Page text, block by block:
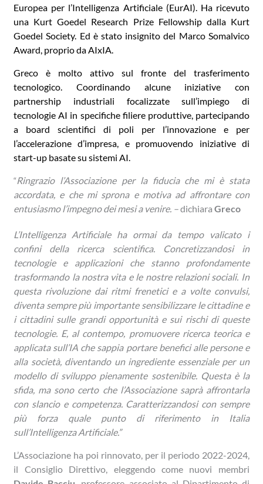
Europea per l’Intelligenza Artificiale (EurAI). Ha ricevuto
una Kurt Goedel Research Prize Fellowship dalla Kurt
Goedel Society. Ed è stato insignito del Marco Somalvico
Award, proprio da AIxIA.
Greco è molto attivo sul fronte del trasferimento
tecnologico. Coordinando alcune iniziative con
partnership industriali focalizzate sull’impiego di
tecnologie AI in specifiche filiere produttive, partecipando
a board scientifici di poli per l’innovazione e per
l’accelerazione d’impresa, e promuovendo iniziative di
start-up basate su sistemi AI.
“Ringrazio l’Associazione per la fiducia che mi è stata
accordata, e che mi sprona e motiva ad affrontare con
entusiasmo l’impegno dei mesi a venire. –dichiaraGreco
L’Intelligenza Artificiale ha ormai da tempo valicato i
confini della ricerca scientifica. Concretizzandosi in
tecnologie e applicazioni che stanno profondamente
trasformando la nostra vita e le nostre relazioni sociali. In
questa rivoluzione dai ritmi frenetici e a volte convulsi,
diventa sempre più importante sensibilizzare le cittadine e
i cittadini sulle grandi opportunità e sui rischi di queste
tecnologie. E, al contempo, promuovere ricerca teorica e
applicata sull’IA che sappia portare benefici alle persone e
alla società, diventando un ingrediente essenziale per un
modello di sviluppo pienamente sostenibile. Questa è la
sfida, ma sono certo che l’Associazione saprà affrontarla
con slancio e competenza. Caratterizzandosi con sempre
più forza quale punto di riferimento in Italia
sull’Intelligenza Artificiale.”
L’Associazione ha poi rinnovato, per il periodo 2022-2024,
il Consiglio Direttivo, eleggendo come nuovi membri